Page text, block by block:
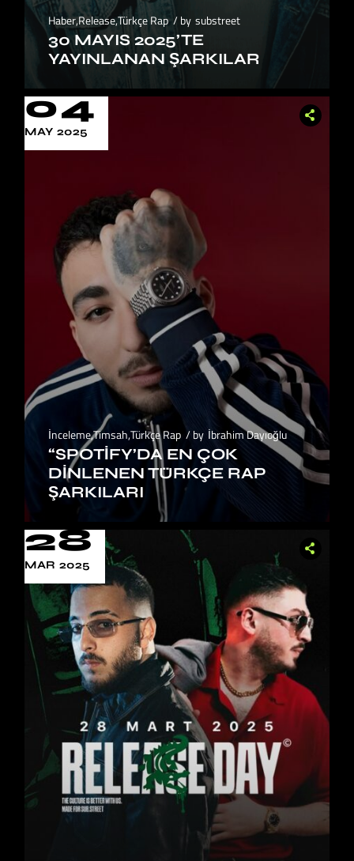
Haber,Release,Türkçe Rap by substreet
30 MAYIS 2025’TE
YAYINLANAN ŞARKILAR
04
MAY 2025
İnceleme,Timsah,Türkçe Rap by İbrahim Dayıoğlu
“SPOTIFY’DA EN ÇOK
DINLENEN TÜRKÇE RAP
ŞARKILARI
28
MAR 2025